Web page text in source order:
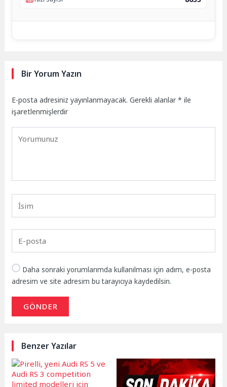
Bir Yorum Yazın
E-posta adresiniz yayınlanmayacak. Gerekli alanlar* ile
işaretlenmişlerdir
Daha sonraki yorumlarımda kullanılması için adım, e-posta
adresim ve site adresim bu tarayıcıya kaydedilsin.
GÖNDER
Benzer Yazılar